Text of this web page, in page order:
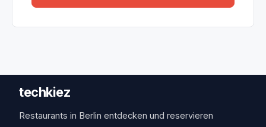
techkiez
Restaurants in Berlin entdecken und reservieren